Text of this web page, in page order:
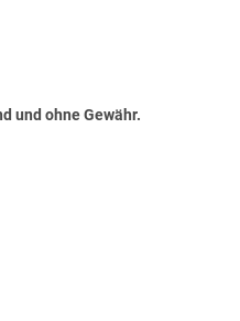
und ohne Gewähr.